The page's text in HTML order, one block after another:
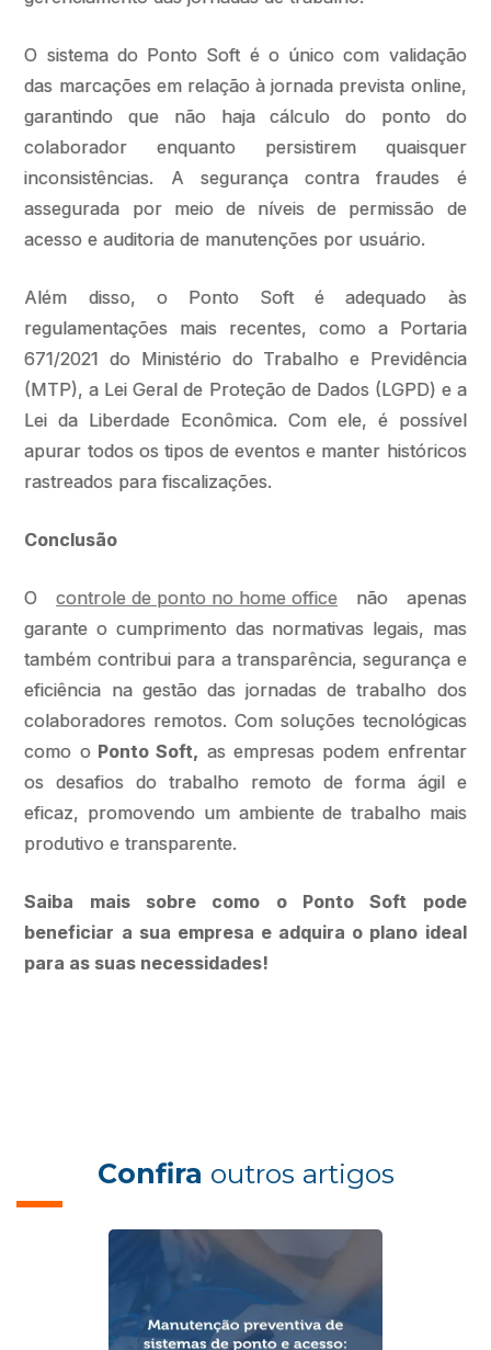
O sistema do Ponto Soft é o único com validação
das marcações em relação à jornada prevista online,
garantindo que não haja cálculo do ponto do
colaborador enquanto persistirem quaisquer
inconsistências. A segurança contra fraudes é
assegurada por meio de níveis de permissão de
acesso e auditoria de manutenções por usuário.
Além disso, o Ponto Soft é adequado às
regulamentações mais recentes, como a Portaria
671/2021 do Ministério do Trabalho e Previdência
(MTP), a Lei Geral de Proteção de Dados (LGPD) e a
Lei da Liberdade Econômica. Com ele, é possível
apurar todos os tipos de eventos e manter históricos
rastreados para fiscalizações.
Conclusão
Ocontrole de ponto no home office não apenas
garante o cumprimento das normativas legais, mas
também contribui para a transparência, segurança e
eficiência na gestão das jornadas de trabalho dos
colaboradores remotos. Com soluções tecnológicas
como oPonto Soft, as empresas podem enfrentar
os desafios do trabalho remoto de forma ágil e
eficaz, promovendo um ambiente de trabalho mais
produtivo e transparente.
Saiba mais sobre como o Ponto Soft pode
beneficiar a sua empresa e adquira o plano ideal
para as suas necessidades!
Confira outros artigos